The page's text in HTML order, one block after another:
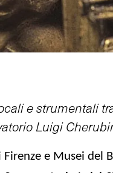
e strumentali
Luigi
Firenze e Musei del